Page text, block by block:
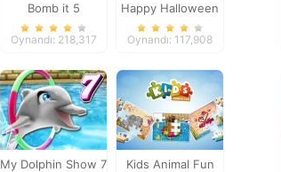
Bomb it 5
Oynandı: 218,317
Happy Halloween
Oynandı: 117,908
My Dolphin Show 7 Kids Animal Fun